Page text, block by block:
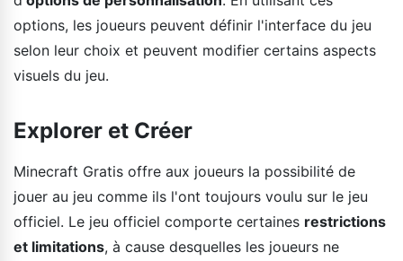
options, les joueurs peuvent définir l'interface du jeu
selon leur choix et peuvent modifier certains aspects
visuels du jeu.
Explorer et Créer
Minecraft Gratis offre aux joueurs la possibilité de
jouer au jeu comme ils l'ont toujours voulu sur le jeu
officiel. Le jeu officiel comporte certaines restrictions
et limitations, à cause desquelles les joueurs ne